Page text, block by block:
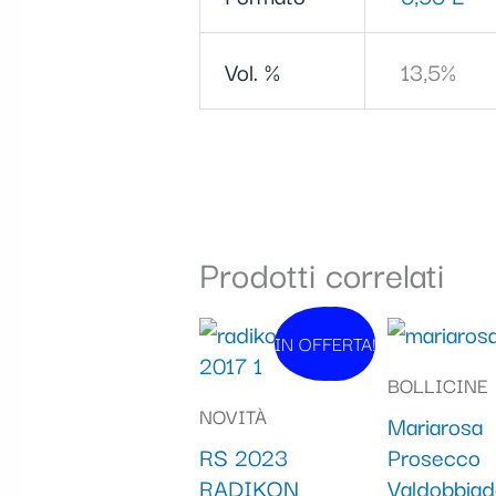
Vol. % 13,5%
Prodotti correlati
In vendita!
IN OFFERTA!
NOVITÀ
RS 2023
RADIKON
Il
prezzo
42,90 €.
Il
prezzo
attuale
39,90 €.
BOLLICINE
Mariarosa
Prosecco